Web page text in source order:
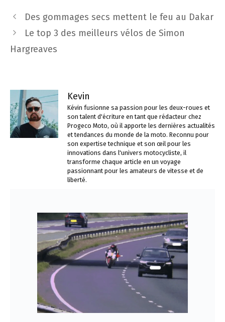
Navigation
des
Des gommages secs mettent le feu au Dakar
Le top 3 des meilleurs vélos de Simon
Hargreaves
Kevin
Kévin fusionne sa passion pour les deux-roues et
son talent d'écriture en tant que rédacteur chez
Progeco Moto, où il apporte les dernières actualités
et tendances du monde de la moto. Reconnu pour
son expertise technique et son œil pour les
innovations dans l'univers motocycliste, il
transforme chaque article en un voyage
passionnant pour les amateurs de vitesse et de
liberté.